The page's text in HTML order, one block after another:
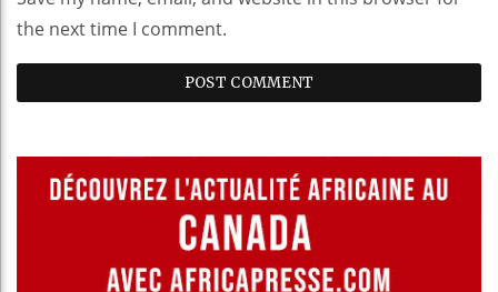
the next time I comment.